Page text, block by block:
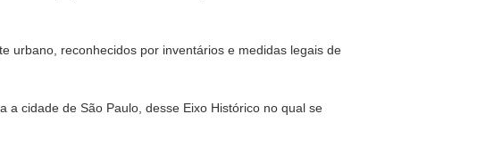
urbano, reconhecidos por inventários e medidas legais de
a cidade de São Paulo, desse Eixo Histórico no qual se